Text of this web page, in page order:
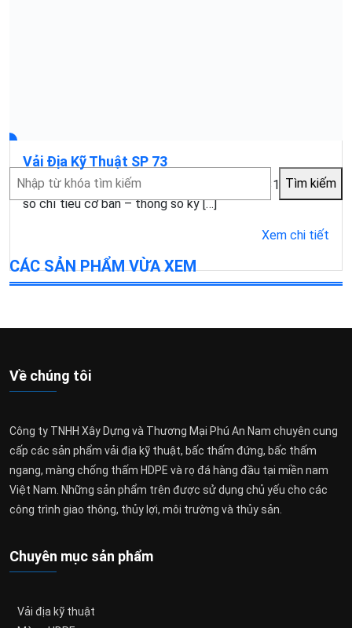
Vải Địa Kỹ Thuật SP 73
Mục lục1 Đặc điểm của vải địa kỹ thuật SP731.1 Một
số chỉ tiêu cơ bản – thông số kỹ […]
Xem chi tiết
Tìm
Tìm kiếm
CÁC SẢN PHẨM VỪA XEM
Về chúng tôi
Công ty TNHH Xây Dựng và Thương Mại Phú An Nam chuyên cung
cấp các sản phẩm vải địa kỹ thuật, bấc thấm đứng, bấc thấm
ngang, màng chống thấm HDPE và rọ đá hàng đầu tại miền nam
Việt Nam. Những sản phẩm trên được sử dụng chủ yếu cho các
công trình giao thông, thủy lợi, môi trường và thủy sản.
Chuyên mục sản phẩm
Vải địa kỹ thuật